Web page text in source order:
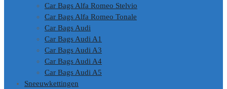
Car Bags Alfa Romeo Stelvio
Car Bags Alfa Romeo Tonale
Car Bags Audi
Car Bags Audi A1
Car Bags Audi A3
Car Bags Audi A4
Car Bags Audi A5
Sneeuwkettingen